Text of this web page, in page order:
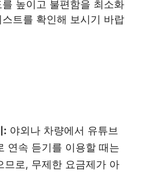
높이고 불편함을 최소화
트를 확인해 보시기 바랍
: 야외나 차량에서 유튜브
연속 듣기를 이용할 때는
므로, 무제한 요금제가 아